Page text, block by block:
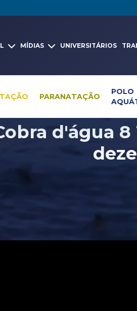
MÍDIAS UNIVERSITÁRIOS
PARANATAÇÃO
POLO
d'água